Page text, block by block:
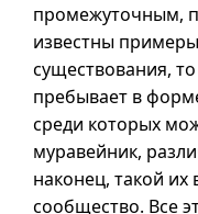
промежуточным,
известны
существования, то
пребывает в
среди которых
муравейник,
наконец, такой их
сообщество. Все